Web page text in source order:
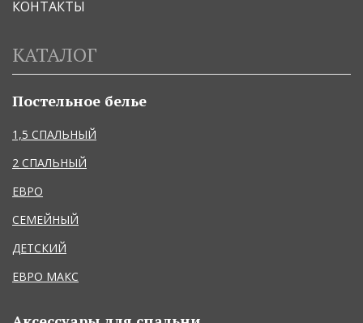
КОНТАКТЫ
КАТАЛОГ
Постельное белье
1,5 СПАЛЬНЫЙ
2 СПАЛЬНЫЙ
ЕВРО
СЕМЕЙНЫЙ
ДЕТСКИЙ
ЕВРО МАКС